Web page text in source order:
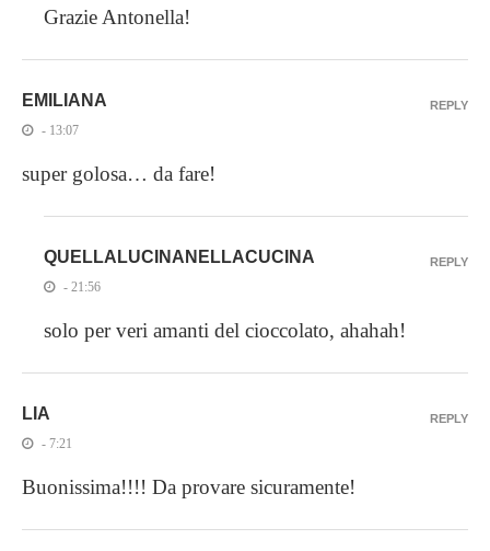
Grazie Antonella!
EMILIANA
- 13:07
super golosa… da fare!
REPLY
QUELLALUCINANELLACUCINA
- 21:56
solo per veri amanti del cioccolato, ahahah!
REPLY
LIA
- 7:21
Buonissima!!!! Da provare sicuramente!
REPLY